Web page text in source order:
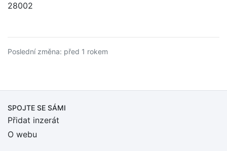
28002
Poslední změna: před 1 rokem
SPOJTE SE SÁMI
Přidat inzerát
O webu